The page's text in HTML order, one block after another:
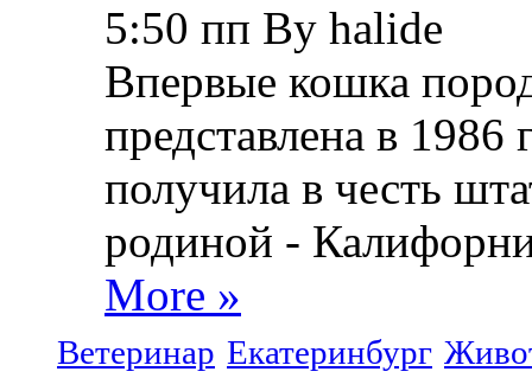
5:50 пп By halide
Впервые кошка
представлена в 1986
получила в честь
родиной -
More »
Ветеринар Екатеринбург